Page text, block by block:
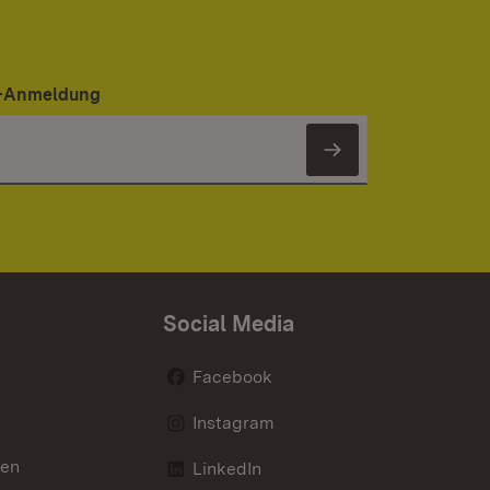
Newsletter
Social Media
Facebook
Instagram
LinkedIn